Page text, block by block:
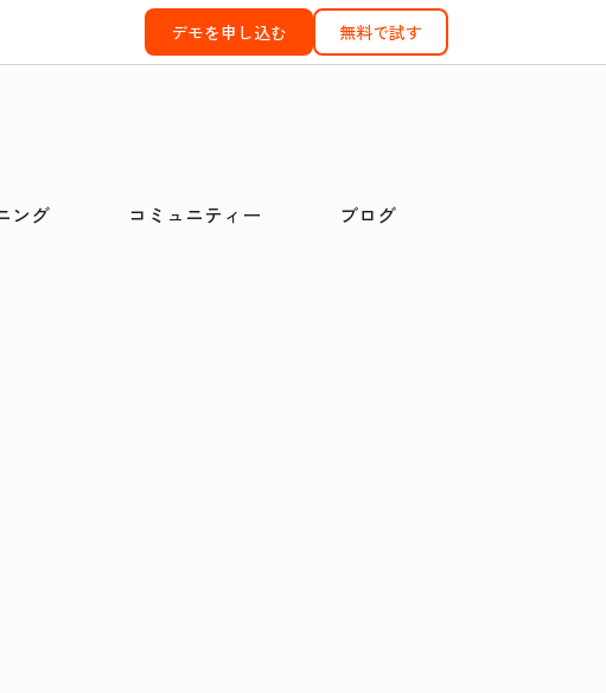
デモを申し込む 無料で試す
ング コミュニティー ブログ